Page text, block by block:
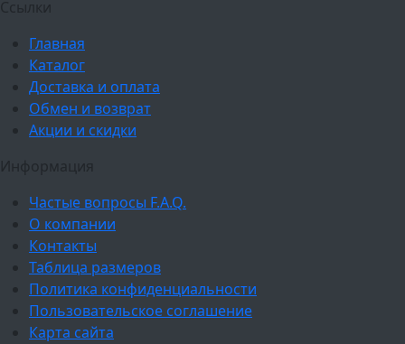
Ссылки
Главная
Каталог
Доставка и оплата
Обмен и возврат
Акции и скидки
Информация
Частые вопросы F.A.Q.
О компании
Контакты
Таблица размеров
Политика конфиденциальности
Пользовательское соглашение
Карта сайта